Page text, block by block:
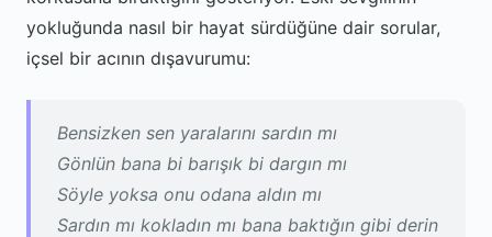
yokluğunda nasıl bir hayat sürdüğüne dair sorular,
içsel bir acının dışavurumu:
Bensizken sen yaralarını sardın mı
Gönlün bana bi barışık bi dargın mı
Söyle yoksa onu odana aldın mı
Sardın mı kokladın mı bana baktığın gibi derin